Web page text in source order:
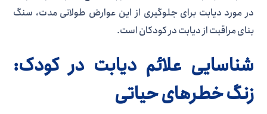
در مورد دیابت برای جلوگیری از این عوارض طولانی مدت، سنگ
بنای مراقبت از دیابت در کودکان است.
شناسایی علائم دیابت در کودک:
زنگ خطرهای حیاتی